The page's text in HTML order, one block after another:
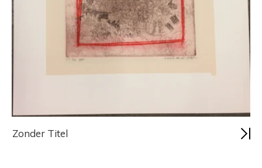
Zonder Titel